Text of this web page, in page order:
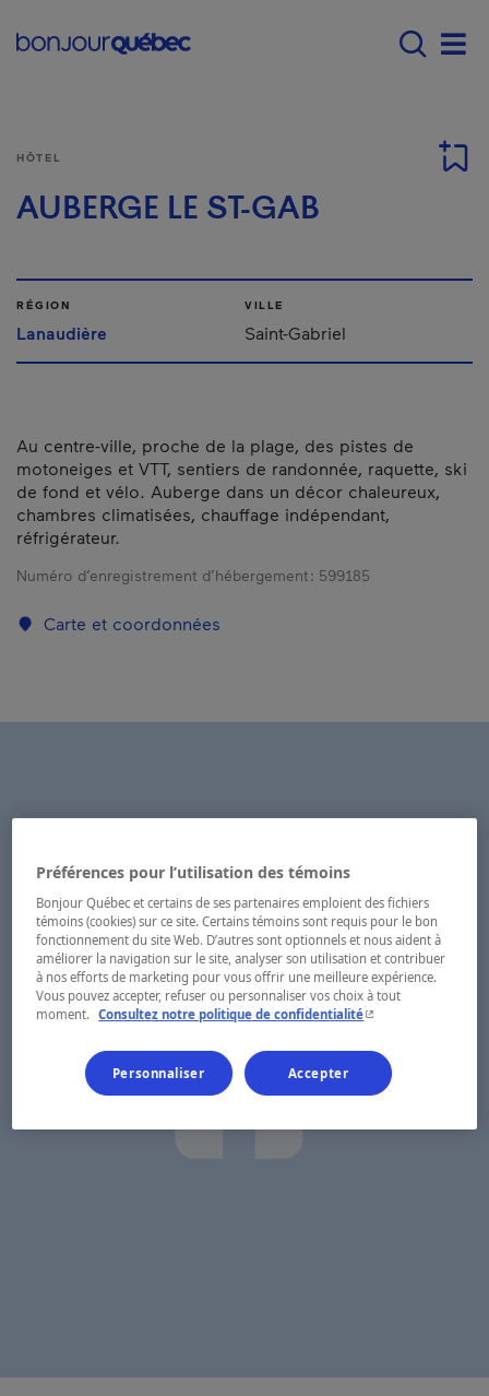
Main navigation -
HÔTEL
AUBERGE LE ST-GAB
RÉGION
Lanaudière
VILLE
Saint-Gabriel
Au centre-ville, proche de la plage, des pistes de
motoneiges et VTT, sentiers de randonnée, raquette, ski
de fond et vélo. Auberge dans un décor chaleureux,
chambres climatisées, chauffage indépendant,
réfrigérateur.
Numéro d’enregistrement d’hébergement : 599185
Carte et coordonnées
Préférences pour l’utilisation des témoins
Bonjour Québec et certains de ses partenaires emploient des fichiers
témoins (cookies) sur ce site. Certains témoins sont requis pour le bon
fonctionnement du site Web. D’autres sont optionnels et nous aident à
améliorer la navigation sur le site, analyser son utilisation et contribuer
à nos efforts de marketing pour vous offrir une meilleure expérience.
Vous pouvez accepter, refuser ou personnaliser vos choix à tout
moment. Consultez notre politique de confidentialité- Cet hyperlien
Personnaliser Accepter